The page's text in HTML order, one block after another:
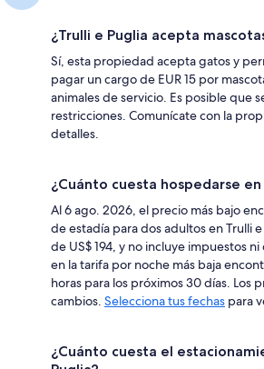
¿Trulli e Puglia acepta
Sí, esta propiedad acepta gatos y
pagar un cargo de EUR 15 por
animales de servicio. Es posible que
restricciones. Comunícate con la
detalles.
¿Cuánto cuesta hospedarse en
Al 6 ago. 2026, el precio más bajo
de estadía para dos adultos en Trulli
de US$ 194, y no incluye impuestos
en la tarifa por noche más baja
horas para los próximos 30 días. Los
cambios. Selecciona tus fechas para
¿Cuánto cuesta el